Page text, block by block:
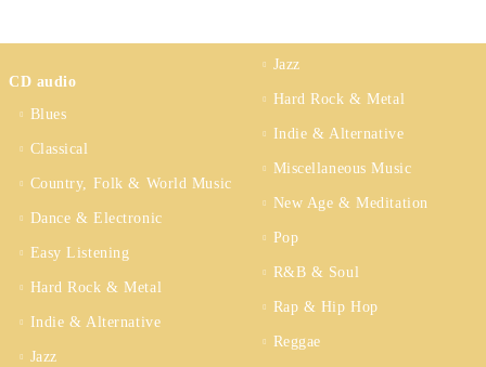
CD audio
Blues
Classical
Country, Folk & World Music
Dance & Electronic
Easy Listening
Hard Rock & Metal
Indie & Alternative
Jazz
Jazz
Hard Rock & Metal
Indie & Alternative
Miscellaneous Music
New Age & Meditation
Pop
R&B & Soul
Rap & Hip Hop
Reggae